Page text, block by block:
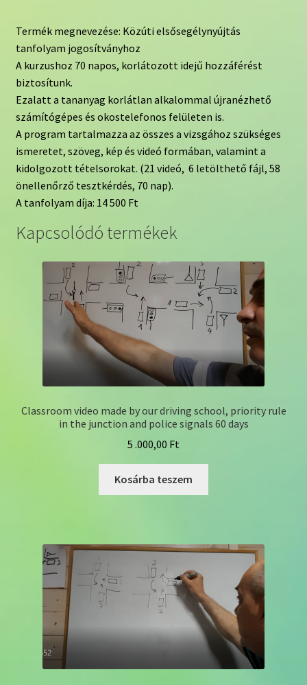
Termék megnevezése: Közúti elsősegélynyújtás
tanfolyam jogosítványhoz
A kurzushoz 70 napos, korlátozott idejű hozzáférést
biztosítunk.
Ezalatt a tananyag korlátlan alkalommal újranézhető
számítógépes és okostelefonos felületen is.
A program tartalmazza az összes a vizsgához szükséges
ismeretet, szöveg, kép és videó formában, valamint a
kidolgozott tételsorokat. (21 videó, 6 letölthető fájl, 58
önellenőrző tesztkérdés, 70 nap).
A tanfolyam díja: 14 500 Ft
Kapcsolódó termékek
Classroom video made by our driving school, priority rule
in the junction and police signals 60 days
5 .000,00 Ft
Kosárba teszem